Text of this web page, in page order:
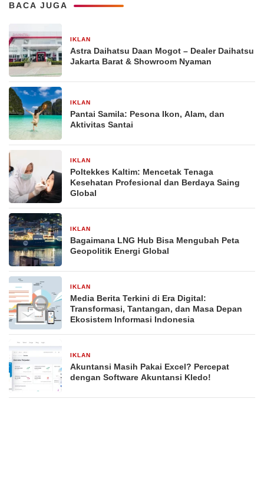
BACA JUGA
IKLAN
Astra Daihatsu Daan Mogot – Dealer Daihatsu
Jakarta Barat & Showroom Nyaman
IKLAN
Pantai Samila: Pesona Ikon, Alam, dan
Aktivitas Santai
IKLAN
Poltekkes Kaltim: Mencetak Tenaga
Kesehatan Profesional dan Berdaya Saing
Global
IKLAN
Bagaimana LNG Hub Bisa Mengubah Peta
Geopolitik Energi Global
IKLAN
Media Berita Terkini di Era Digital:
Transformasi, Tantangan, dan Masa Depan
Ekosistem Informasi Indonesia
IKLAN
Akuntansi Masih Pakai Excel? Percepat
dengan Software Akuntansi Kledo!